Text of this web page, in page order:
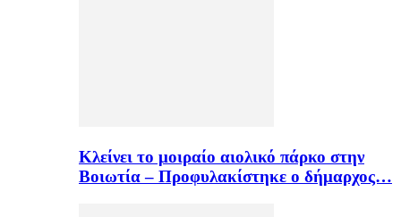
Κλείνει το μοιραίο αιολικό πάρκο στην
Βοιωτία – Προφυλακίστηκε ο δήμαρχος…